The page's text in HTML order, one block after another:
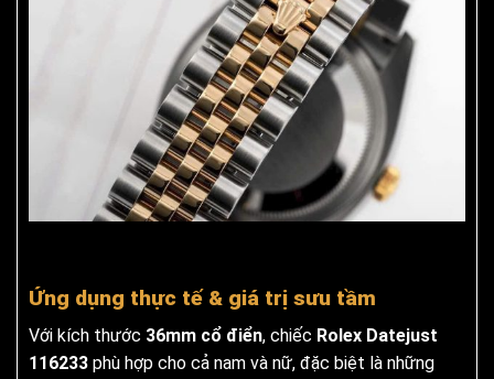
Ứng dụng thực tế & giá trị sưu tầm
Với kích thước 36mm cổ điển, chiếc Rolex Datejust
116233 phù hợp cho cả nam và nữ, đặc biệt là những